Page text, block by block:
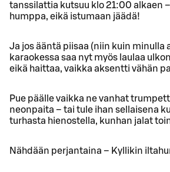
tanssilattia kutsuu klo 21:00 alkaen
humppa, eikä istumaan jäädä!
Ja jos ääntä piisaa (niin kuin minulla
karaokessa saa nyt myös laulaa
eikä haittaa, vaikka aksentti vähän
Pue päälle vaikka ne vanhat
neonpaita – tai tule ihan sellaisena
turhasta hienostella, kunhan jalat
Nähdään perjantaina – Kyllikin